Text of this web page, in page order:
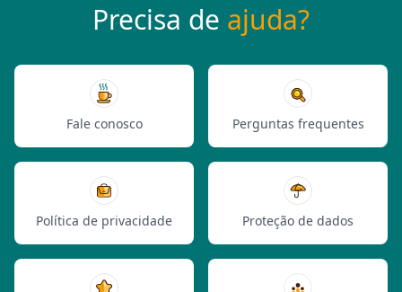
Precisa de ajuda?
Fale conosco Perguntas frequentes
Política de privacidade Proteção de dados